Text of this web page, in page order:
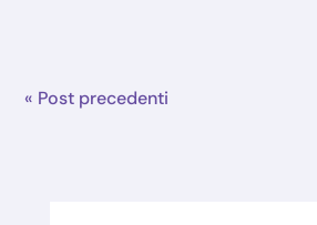
« Post precedenti